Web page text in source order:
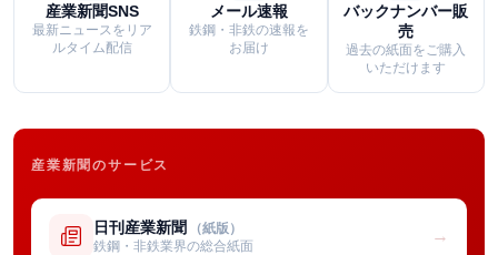
産業新聞SNS
最新ニュースをリア
ルタイム配信
メール速報
鉄鋼・非鉄の速報を
お届け
バックナンバー販
売
過去の紙面をご購入
いただけます
産業新聞のサービス
日刊産業新聞 （紙版）
鉄鋼・非鉄業界の総合紙面
→